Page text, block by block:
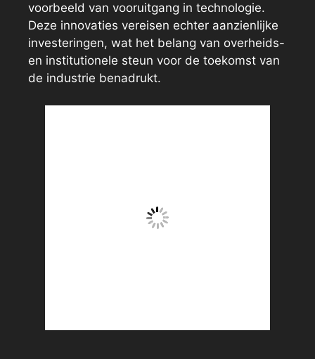
voorbeeld van vooruitgang in technologie.
Deze innovaties vereisen echter aanzienlijke
investeringen, wat het belang van overheids-
en institutionele steun voor de toekomst van
de industrie benadrukt.